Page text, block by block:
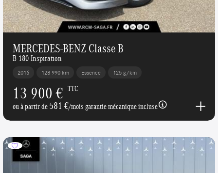
MERCEDES-BENZ Classe B
B 180 Inspiration
2016 128 990 km Essence 125 g/km
13 900 € TTC
ou à partir de581 €/mois garantie mécanique incluse